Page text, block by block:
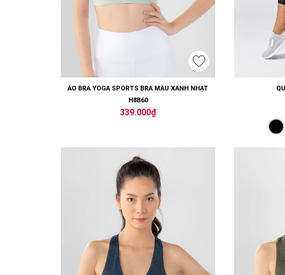
ÁO BRA YOGA SPORTS BRA MÀU XANH NHẠT
H8B60
339.000₫